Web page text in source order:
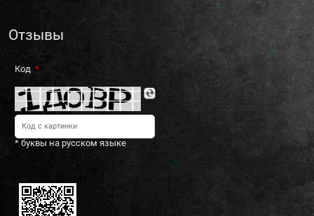
Отзывы
Код
* буквы на русском языке